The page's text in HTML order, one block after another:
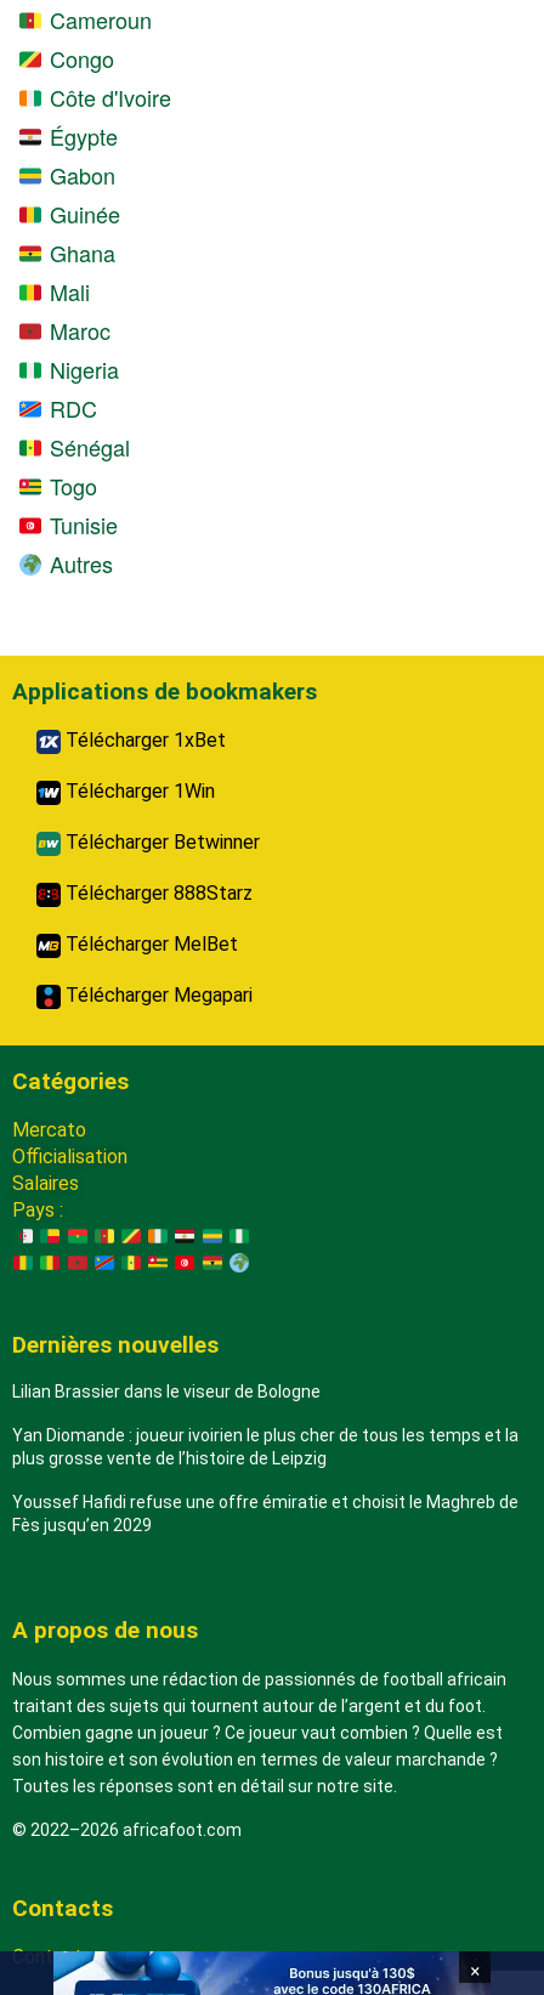
Cameroun
Congo
Côte d'Ivoire
Égypte
Gabon
Guinée
Ghana
Mali
Maroc
Nigeria
RDC
Sénégal
Togo
Tunisie
Autres
Applications de bookmakers
Télécharger 1xBet
Télécharger 1Win
Télécharger Betwinner
Télécharger 888Starz
Télécharger MelBet
Télécharger Megapari
Catégories
Mercato
Officialisation
Salaires
Pays :
Dernières nouvelles
Lilian Brassier dans le viseur de Bologne
Yan Diomande : joueur ivoirien le plus cher de tous les temps et la
plus grosse vente de l’histoire de Leipzig
Youssef Hafidi refuse une offre émiratie et choisit le Maghreb de
Fès jusqu’en 2029
A propos de nous
Nous sommes une rédaction de passionnés de football africain
traitant des sujets qui tournent autour de l’argent et du foot.
Combien gagne un joueur ? Ce joueur vaut combien ? Quelle est
son histoire et son évolution en termes de valeur marchande ?
Toutes les réponses sont en détail sur notre site.
© 2022–2026 africafoot.com
Contacts
Contactez-nous ×